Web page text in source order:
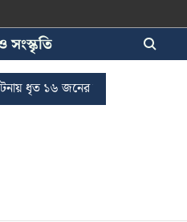
সংস্কৃতি
ধৃত ১৬ জনের জামিন